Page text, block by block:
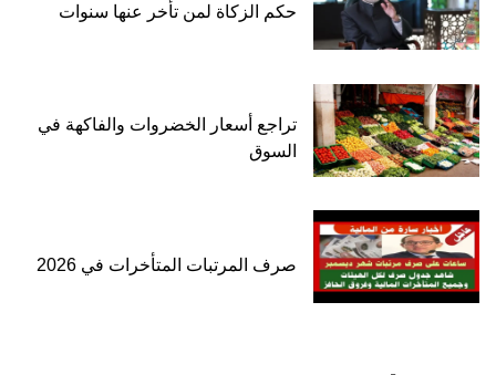
حكم الزكاة لمن تأخر عنها سنوات
تراجع أسعار الخضروات والفاكهة في
السوق
صرف المرتبات المتأخرات في 2026